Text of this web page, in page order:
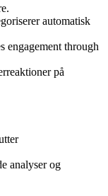
automatisk
engagement through
på
analyser og